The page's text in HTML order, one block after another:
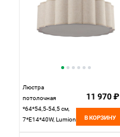
Люстра
потолочная
*64*54,5-54,5 см,
7*E14*40W, Lumion
11 970 ₽
В КОРЗИНУ